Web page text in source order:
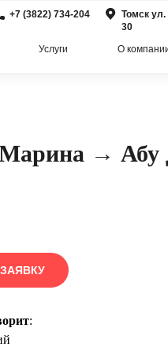
О
Услуги
Томск ул.
30
+7 (3822) 734-204
→ Абу
: